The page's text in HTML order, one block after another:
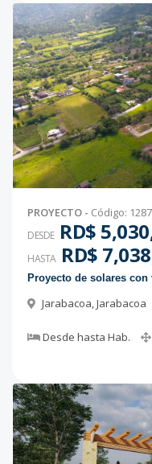
PROYECTO - Código: 1287
DESDE RD$
HASTA RD$
Proyecto de solares
Jarabacoa,Jarabacoa
Desde hasta Hab.